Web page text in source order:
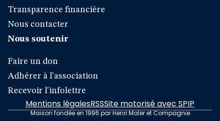
Transparence financière
Nous contacter
Nous soutenir
Faire un don
Adhérer à l'association
Recevoir l'infolettre
Mentions légalesRSSSite motorisé avec SPIP
Maison fondée en 1996 par Henri Maler et Compagnie